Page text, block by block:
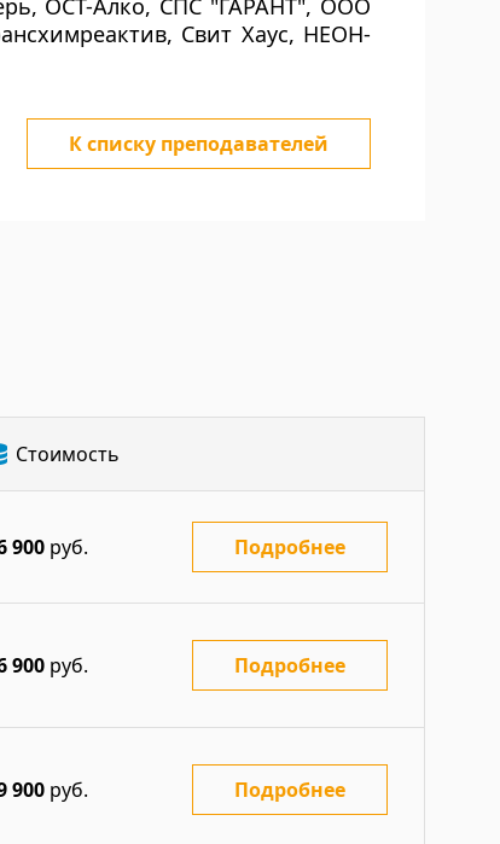
ОСТ-Алко, СПС "ГАРАНТ", ООО
Свит Хаус, НЕОН-
К списку преподавателей
Стоимость
900 руб. Подробнее
900 руб. Подробнее
900 руб. Подробнее